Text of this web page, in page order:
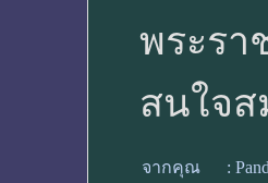
พระรา
สนใจ
จากคุณ :